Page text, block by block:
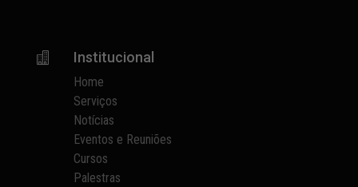
 Institucional
Home
Serviços
Notícias
Eventos e Reuniões
Cursos
Palestras